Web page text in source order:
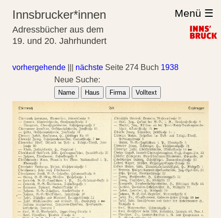
Innsbrucker*innen
Adressbücher aus dem
19. und 20. Jahrhundert
Menü ☰
vorhergehende nächste Seite 274 Buch 1938
Neue Suche:
Name Haus Firma Volltext